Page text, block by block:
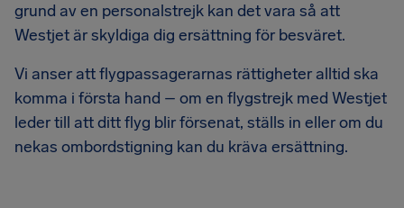
grund av en personalstrejk kan det vara så att
Westjet är skyldiga dig ersättning för besväret.
Vi anser att flygpassagerarnas rättigheter alltid ska
komma i första hand – om en flygstrejk med Westjet
leder till att ditt flyg blir försenat, ställs in eller om du
nekas ombordstigning kan du kräva ersättning.